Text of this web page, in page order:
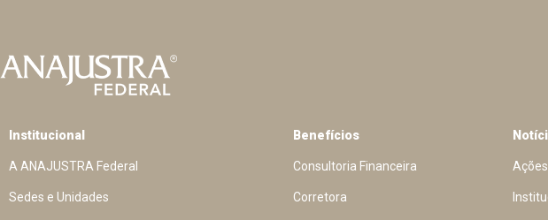
Institucional
A ANAJUSTRA Federal
Sedes e Unidades
Benefícios
Consultoria Financeira
Corretora
Ações